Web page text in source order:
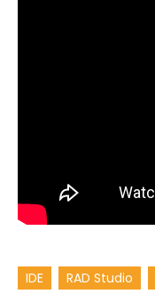
IDE RAD Studio